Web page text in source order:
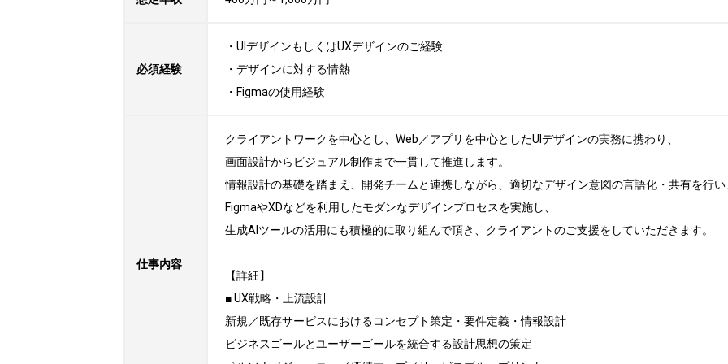
必須経験
・UIデザインもしくはUXデザインのご経験
・デザインに対する情熱
・Figmaの使用経験
仕事内容
クライアントワークを中心とし、Web／アプリを中心としたUIデザインの実務に携わり、
画面設計からビジュアル制作まで一貫して推進します。
情報設計の基礎を踏まえ、開発チームと連携しながら、適切なデザイン意図の言語化・共有を行
FigmaやXDなどを利用したモダンなデザインプロセスを実施し、
生成AIツールの活用にも積極的に取り組んで頂き、クライアントのご支援をしていただきます。
【詳細】
■ UX戦略・上流設計
新規／既存サービスにおけるコンセプト策定・要件定義・情報設計
ビジネスゴールとユーザーゴールを統合する設計思想の策定